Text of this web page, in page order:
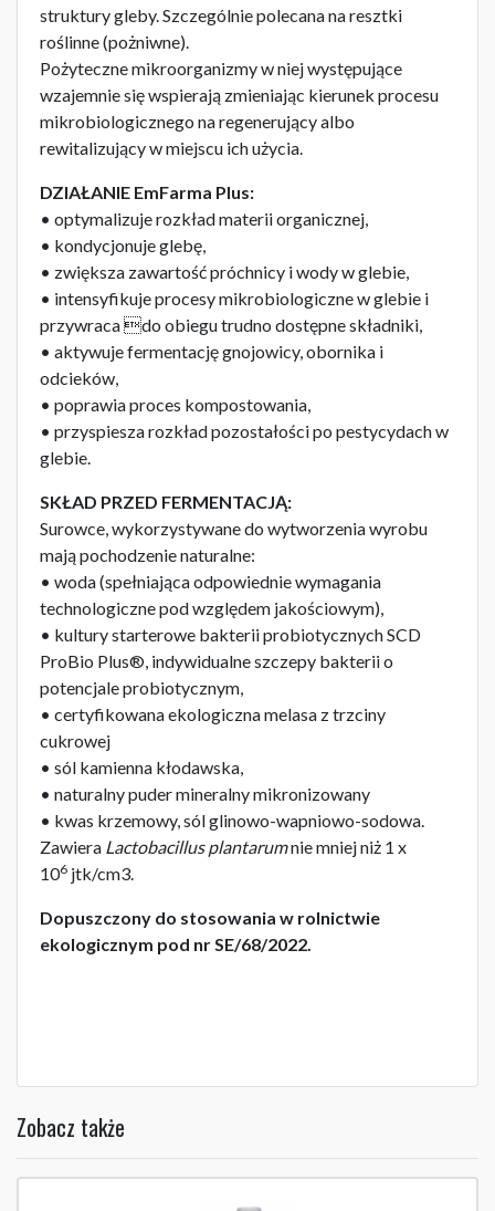
struktury gleby. Szczególnie polecana na resztki
roślinne (pożniwne).
Pożyteczne mikroorganizmy w niej występujące
wzajemnie się wspierają zmieniając kierunek procesu
mikrobiologicznego na regenerujący albo
rewitalizujący w miejscu ich użycia.
DZIAŁANIE EmFarma Plus:
• optymalizuje rozkład materii organicznej,
• kondycjonuje glebę,
• zwiększa zawartość próchnicy i wody w glebie,
• intensyfikuje procesy mikrobiologiczne w glebie i
przywraca do obiegu trudno dostępne składniki,
• aktywuje fermentację gnojowicy, obornika i
odcieków,
• poprawia proces kompostowania,
• przyspiesza rozkład pozostałości po pestycydach w
glebie.
SKŁAD PRZED FERMENTACJĄ:
Surowce, wykorzystywane do wytworzenia wyrobu
mają pochodzenie naturalne:
• woda (spełniająca odpowiednie wymagania
technologiczne pod względem jakościowym),
• kultury starterowe bakterii probiotycznych SCD
ProBio Plus®, indywidualne szczepy bakterii o
potencjale probiotycznym,
• certyfikowana ekologiczna melasa z trzciny
cukrowej
• sól kamienna kłodawska,
• naturalny puder mineralny mikronizowany
• kwas krzemowy, sól glinowo-wapniowo-sodowa.
Zawiera Lactobacillus plantarumnie mniej niż 1 x
106 jtk/cm3.
Dopuszczony do stosowania w rolnictwie
ekologicznym pod nr SE/68/2022.
Zobacz także